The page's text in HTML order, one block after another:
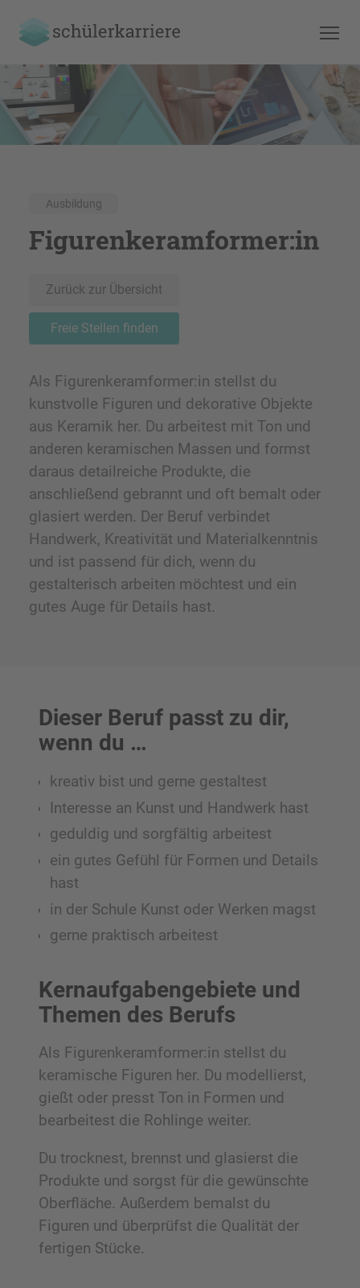
Ausbildung
Figurenkeramformer:in
Zurück zur Übersicht
Freie Stellen finden
Als Figurenkeramformer:in stellst du
kunstvolle Figuren und dekorative Objekte
aus Keramik her. Du arbeitest mit Ton und
anderen keramischen Massen und formst
daraus detailreiche Produkte, die
anschließend gebrannt und oft bemalt oder
glasiert werden. Der Beruf verbindet
Handwerk, Kreativität und Materialkenntnis
und ist passend für dich, wenn du
gestalterisch arbeiten möchtest und ein
gutes Auge für Details hast.
Dieser Beruf passt zu dir,
wenn du …
kreativ bist und gerne gestaltest
Interesse an Kunst und Handwerk hast
geduldig und sorgfältig arbeitest
ein gutes Gefühl für Formen und Details
hast
in der Schule Kunst oder Werken magst
gerne praktisch arbeitest
Kernaufgabengebiete und
Themen des Berufs
Als Figurenkeramformer:in stellst du
keramische Figuren her. Du modellierst,
gießt oder presst Ton in Formen und
bearbeitest die Rohlinge weiter.
Du trocknest, brennst und glasierst die
Produkte und sorgst für die gewünschte
Oberfläche. Außerdem bemalst du
Figuren und überprüfst die Qualität der
fertigen Stücke.